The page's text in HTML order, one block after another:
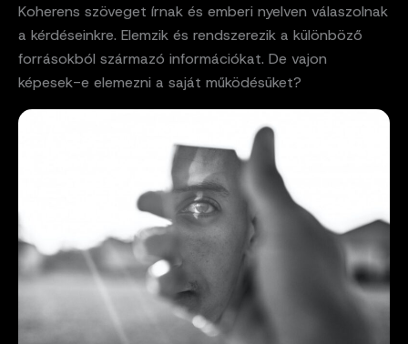
Koherens szöveget írnak és emberi nyelven válaszolnak
a kérdéseinkre. Elemzik és rendszerezik a különböző
forrásokból származó információkat. De vajon
képesek-e elemezni a saját működésüket?